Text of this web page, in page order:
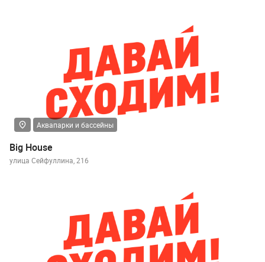
Аквапарки и бассейны
Big House
улица Сейфуллина, 216